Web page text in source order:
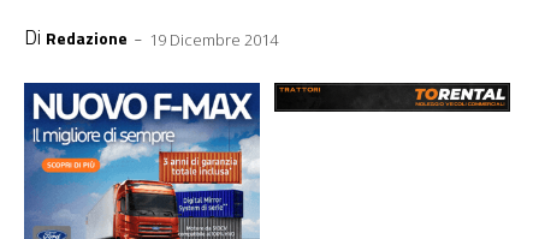
Di Redazione - 19 Dicembre 2014